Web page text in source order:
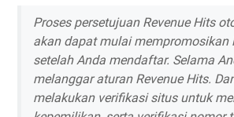
Proses persetujuan Revenue Hits
akan dapat mulai mempromosikan
setelah Anda mendaftar. Selama
melanggar aturan Revenue Hits.
melakukan verifikasi situs untuk